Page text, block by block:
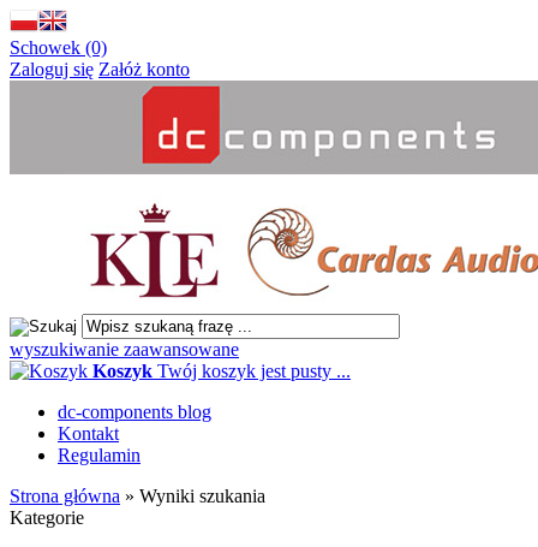
Schowek (0)
Zaloguj się Załóż konto
wyszukiwanie zaawansowane
Koszyk Twój koszyk jest pusty ...
dc-components blog
Kontakt
Regulamin
Strona główna » Wyniki szukania
Kategorie